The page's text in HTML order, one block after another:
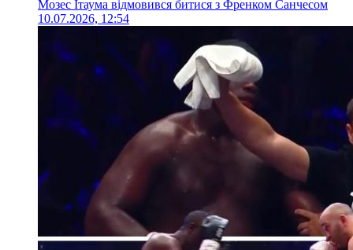
Мозес Ітаума відмовився битися з Френком Санчесом
10.07.2026, 12:54